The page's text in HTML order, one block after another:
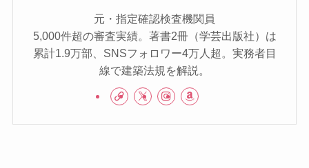
元・指定確認検査機関員
5,000件超の審査実績。著書2冊（学芸出版社）は
累計1.9万部、SNSフォロワー4万人超。実務者目
線で建築法規を解説。